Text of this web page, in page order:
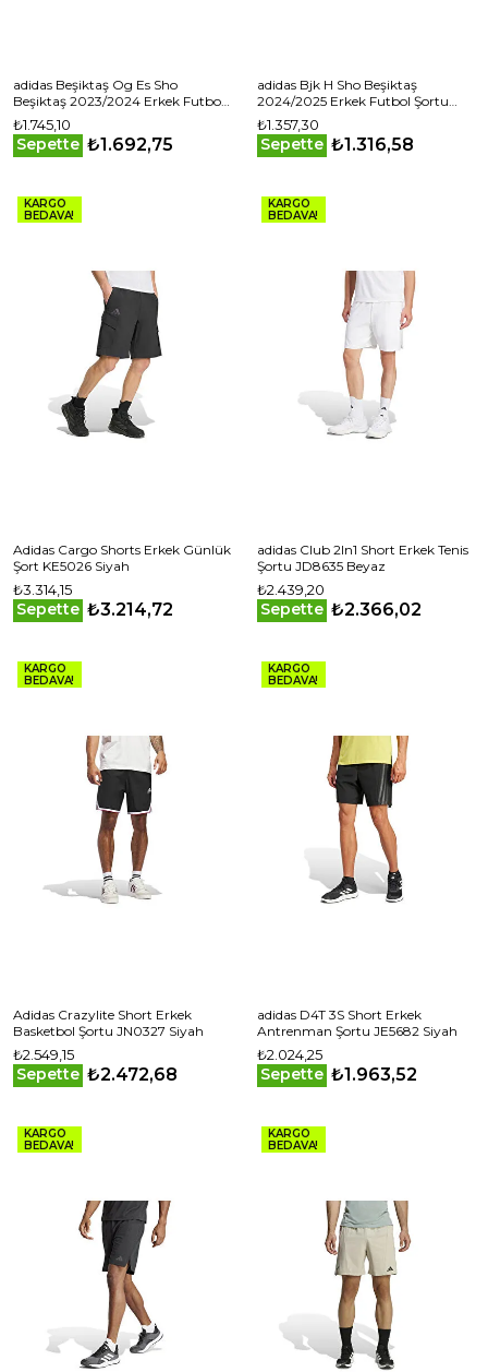
adidas Beşiktaş Og Es Sho
Beşiktaş 2023/2024 Erkek Futbol
Şortu IP1266 Siyah
₺1.745,10
Sepette ₺1.692,75
adidas Bjk H Sho Beşiktaş
2024/2025 Erkek Futbol Şortu
JD6268 Siyah
₺1.357,30
Sepette ₺1.316,58
KARGO
BEDAVA!
Adidas Cargo Shorts Erkek Günlük
Şort KE5026 Siyah
₺3.314,15
Sepette ₺3.214,72
KARGO
BEDAVA!
adidas Club 2In1 Short Erkek Tenis
Şortu JD8635 Beyaz
₺2.439,20
Sepette ₺2.366,02
KARGO
BEDAVA!
Adidas Crazylite Short Erkek
Basketbol Şortu JN0327 Siyah
₺2.549,15
Sepette ₺2.472,68
KARGO
BEDAVA!
adidas D4T 3S Short Erkek
Antrenman Şortu JE5682 Siyah
₺2.024,25
Sepette ₺1.963,52
KARGO
BEDAVA!
KARGO
BEDAVA!